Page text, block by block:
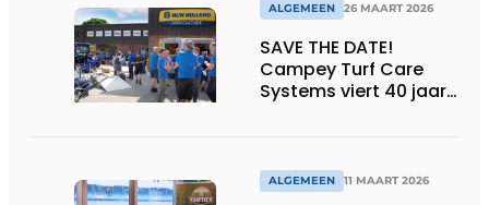
ALGEMEEN 26 MAART 2026
SAVE THE DATE!
Campey Turf Care
Systems viert 40 jaar
ALGEMEEN 11 MAART 2026